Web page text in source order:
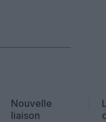
Nouvelle
liaison